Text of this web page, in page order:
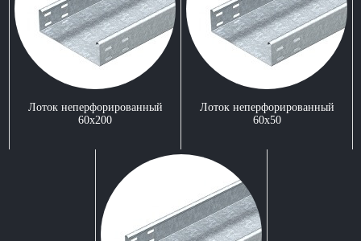
Лоток неперфорированный
60x200
Лоток неперфорированный
60x50